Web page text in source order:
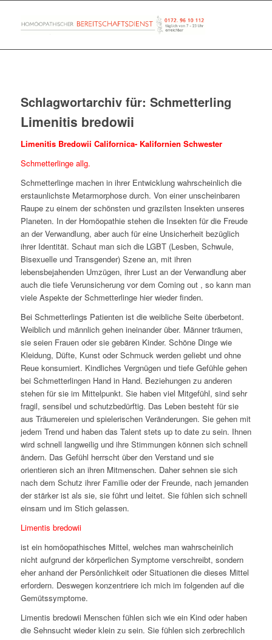
Schlagwortarchiv für: Schmetterling
Limenitis bredowii
Limenitis Bredowii Californica- Kalifornien Schwester
Schmetterlinge allg.
Schmetterlinge machen in ihrer Entwicklung wahrscheinlich die
erstaunlichste Metarmorphose durch. Von einer unscheinbaren
Raupe zu einem der schönsten und grazilsten Insekten unseres
Planeten. In der Homöopathie stehen die Insekten für die Freude
an der Verwandlung, aber auch für eine Unsicherheit bezüglich
ihrer Identität. Schaut man sich die LGBT (Lesben, Schwule,
Bisexuelle und Transgender) Szene an, mit ihren
lebensbejahenden Umzügen, ihrer Lust an der Verwandlung aber
auch die tiefe Verunsicherung vor dem Coming out , so kann man
viele Aspekte der Schmetterlinge hier wieder finden.
Bei Schmetterlings Patienten ist die weibliche Seite überbetont.
Weiblich und männlich gehen ineinander über. Männer träumen,
sie seien Frauen oder sie gebären Kinder. Schöne Dinge wie
Kleidung, Düfte, Kunst oder Schmuck werden geliebt und ohne
Reue konsumiert. Kindliches Vergnügen und tiefe Gefühle gehen
bei Schmetterlingen Hand in Hand. Beziehungen zu anderen
stehen für sie im Mittelpunkt. Sie haben viel Mitgefühl, sind sehr
fragil, sensibel und schutzbedürftig. Das Leben besteht für sie
aus Träumereien und spielerischen Veränderungen. Sie gehen mit
jedem Trend und haben das Talent stets up to date zu sein. Ihnen
wird schnell langweilig und ihre Stimmungen können sich schnell
ändern. Das Gefühl herrscht über den Verstand und sie
orientieren sich an ihren Mitmenschen. Daher sehnen sie sich
nach dem Schutz ihrer Familie oder der Freunde, nach jemanden
der stärker ist als sie, sie führt und leitet. Sie fühlen sich schnell
einsam und im Stich gelassen.
Limentis bredowii
ist ein homöopathisches Mittel, welches man wahrscheinlich
nicht aufgrund der körperlichen Symptome verschreibt, sondern
eher anhand der Persönlichkeit oder Situationen die dieses Mittel
erfordern. Deswegen konzentriere ich mich im folgenden auf die
Gemütssymptome.
Limentis bredowii Menschen fühlen sich wie ein Kind oder haben
die Sehnsucht wieder klein zu sein. Sie fühlen sich zerbrechlich